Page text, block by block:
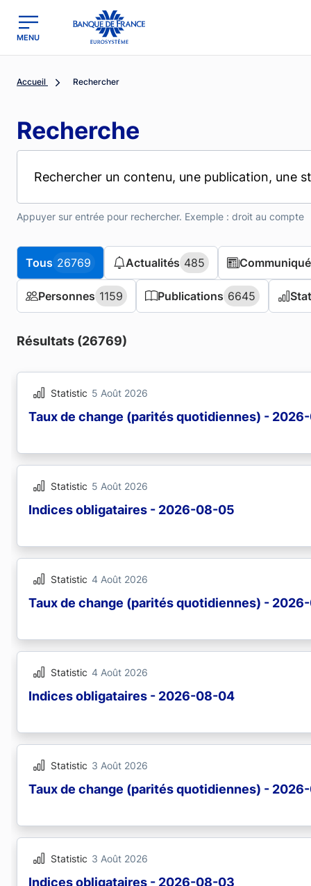
MENU
Accueil Rechercher
Recherche
Appuyer sur entrée pour rechercher. Exemple : droit au compte
Tous 26769
Tous 26769 Actualités 485
Actualités 485
Personnes 1159
Personnes 1159 Publications 6645
Publications 6645
Résultats (26769)
Statistic 5 Août 2026
Taux de change (parités quotidiennes) -
Statistic 5 Août 2026
Indices obligataires - 2026-08-05
Statistic 4 Août 2026
Taux de change (parités quotidiennes) -
Statistic 4 Août 2026
Indices obligataires - 2026-08-04
Statistic 3 Août 2026
Taux de change (parités quotidiennes) -
Statistic 3 Août 2026
Indices obligataires - 2026-08-03